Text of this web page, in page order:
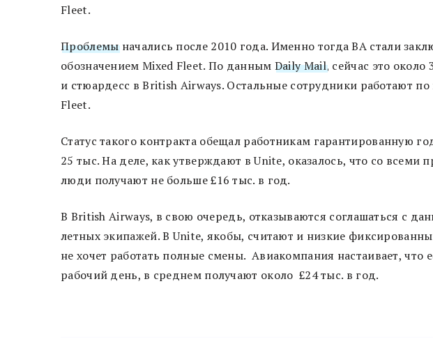
Fleet.
Проблемыначались после 2010 года. Именно тогда ВА стали
обозначением Mixed Fleet. По данным Daily Mail, сейчас это около
и стюардесс в British Airways. Остальные сотрудники работают
Fleet.
Статус такого контракта обещал работникам гарантированную
25 тыс. На деле, как утверждают в Unite, оказалось, что со
люди получают не больше £16 тыс. в год.
В British Airways, в свою очередь, отказываются соглашаться с
летных экипажей. В Unite, якобы, считают и низкие
не хочет работать полные смены. Авиакомпания настаивает,
рабочий день, в среднем получают около £24 тыс. в год.